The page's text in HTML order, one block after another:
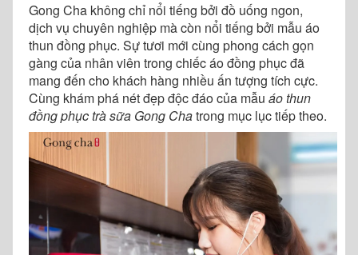
Gong Cha không chỉ nổi tiếng bởi đồ uống ngon,
dịch vụ chuyên nghiệp mà còn nổi tiếng bởi mẫu áo
thun đồng phục. Sự tươi mới cùng phong cách gọn
gàng của nhân viên trong chiếc áo đồng phục đã
mang đến cho khách hàng nhiều ấn tượng tích cực.
Cùng khám phá nét đẹp độc đáo của mẫu áo thun
đồng phục trà sữa Gong Chatrong mục lục tiếp theo.